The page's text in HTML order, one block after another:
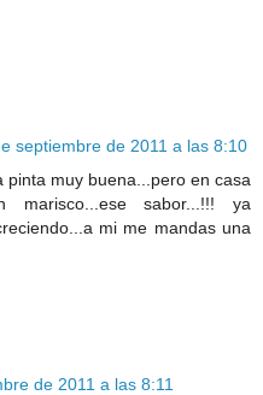
septiembre de 2011 a las 8:10
muy buena...pero en casa
sabor...!!! ya
mi me mandas una
de 2011 a las 8:11